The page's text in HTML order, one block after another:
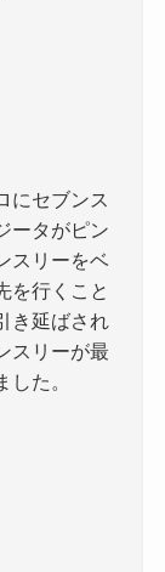
にセブンス
ータがピン
スリーをベ
を行くこと
き延ばされ
スリーが最
た。